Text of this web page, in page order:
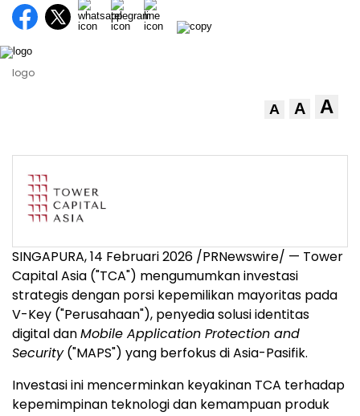
logo
A A A
SINGAPURA, 14 Februari 2026 /PRNewswire/ — Tower
Capital Asia ("TCA") mengumumkan investasi
strategis dengan porsi kepemilikan mayoritas pada
V-Key ("Perusahaan"), penyedia solusi identitas
digital danMobile Application Protection and
Security("MAPS") yang berfokus di Asia-Pasifik.
Investasi ini mencerminkan keyakinan TCA terhadap
kepemimpinan teknologi dan kemampuan produk